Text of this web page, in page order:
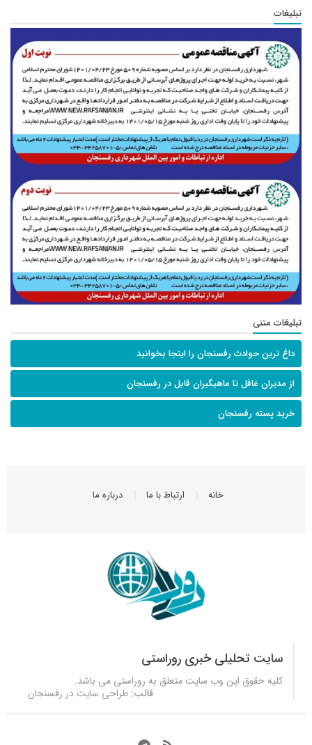
تبلیغات
تبلیغات متنی
داغ ترین حوادث رفسنجان را اینجا بخوانید
از مدیران غافل تا ماهیگیران قابل در رفسنجان
خرید پسته رفسنجان
خانه ارتباط با ما درباره ما
سایت تحلیلی خبری روراستی
کلیه حقوق این وب سایت متعلق به روراستی می باشد.
قالب: طراحی سایت در رفسنجان